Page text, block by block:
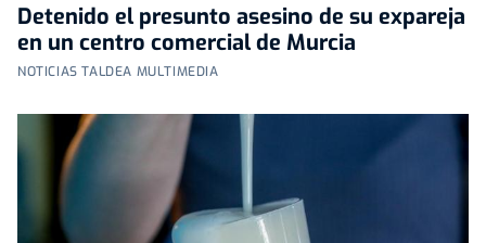
Detenido el presunto asesino de su expareja
en un centro comercial de Murcia
NOTICIAS TALDEA MULTIMEDIA